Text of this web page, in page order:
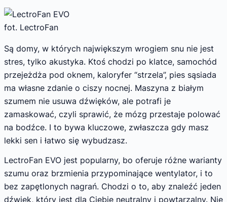
fot. LectroFan
Są domy, w których największym wrogiem snu nie jest
stres, tylko akustyka. Ktoś chodzi po klatce, samochód
przejeżdża pod oknem, kaloryfer “strzela”, pies sąsiada
ma własne zdanie o ciszy nocnej. Maszyna z białym
szumem nie usuwa dźwięków, ale potrafi je
zamaskować, czyli sprawić, że mózg przestaje polować
na bodźce. I to bywa kluczowe, zwłaszcza gdy masz
lekki sen i łatwo się wybudzasz.
LectroFan EVO jest popularny, bo oferuje różne warianty
szumu oraz brzmienia przypominające wentylator, i to
bez zapętlonych nagrań. Chodzi o to, aby znaleźć jeden
dźwięk, który jest dla Ciebie neutralny i powtarzalny. Nie